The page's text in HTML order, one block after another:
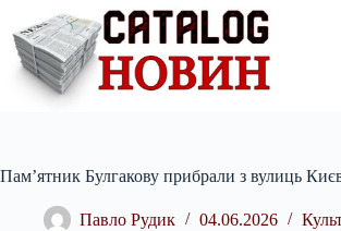
вмісту
Пам’ятник Булгакову прибрали з вулиць
Павло Рудик 04.06.2026